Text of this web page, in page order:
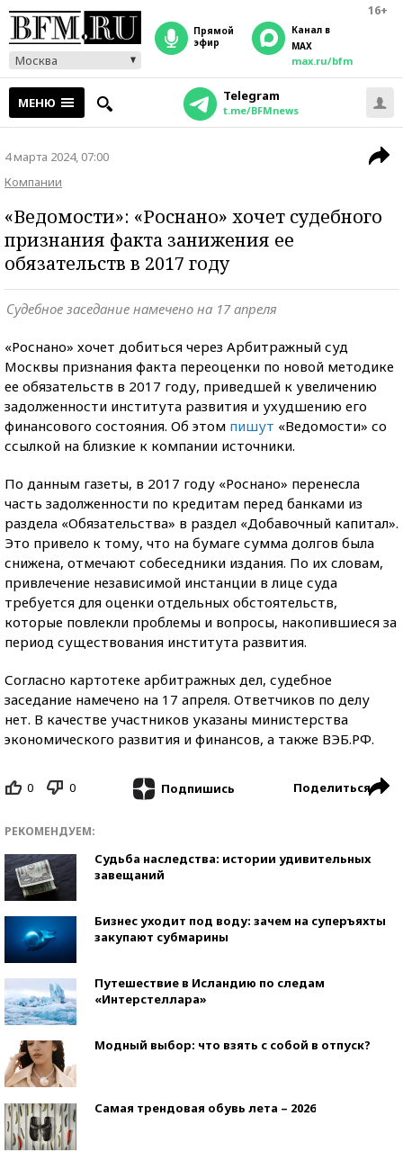
16+
Москва
прямой
эфир
Канал в
MAX
max.ru/bfm
МЕНЮ Telegram
t.me/BFMnews
4 марта 2024, 07:00
Компании
«Ведомости»: «Роснано» хочет судебного
признания факта занижения ее
обязательств в 2017 году
Судебное заседание намечено на 17 апреля
«Роснано» хочет добиться через Арбитражный суд
Москвы признания факта переоценки по новой методике
ее обязательств в 2017 году, приведшей к увеличению
задолженности института развития и ухудшению его
финансового состояния. Об этом пишут «Ведомости» со
ссылкой на близкие к компании источники.
По данным газеты, в 2017 году «Роснано» перенесла
часть задолженности по кредитам перед банками из
раздела «Обязательства» в раздел «Добавочный капитал».
Это привело к тому, что на бумаге сумма долгов была
снижена, отмечают собеседники издания. По их словам,
привлечение независимой инстанции в лице суда
требуется для оценки отдельных обстоятельств,
которые повлекли проблемы и вопросы, накопившиеся за
период существования института развития.
Согласно картотеке арбитражных дел, судебное
заседание намечено на 17 апреля. Ответчиков по делу
нет. В качестве участников указаны министерства
экономического развития и финансов, а также ВЭБ.РФ.
0 0 Подпишись Поделиться
РЕКОМЕНДУЕМ:
Судьба наследства: истории удивительных
завещаний
Бизнес уходит под воду: зачем на суперъяхты
закупают субмарины
Путешествие в Исландию по следам
«Интерстеллара»
Модный выбор: что взять с собой в отпуск?
Самая трендовая обувь лета – 2026